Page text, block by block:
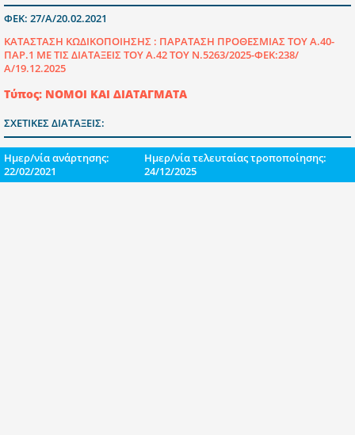
ΦΕΚ: 27/Α/20.02.2021
ΚΑΤΑΣΤΑΣΗ ΚΩΔΙΚΟΠΟΙΗΣΗΣ : ΠΑΡΑΤΑΣΗ ΠΡΟΘΕΣΜΙΑΣ ΤΟΥ Α.40-
ΠΑΡ.1 ΜΕ ΤΙΣ ΔΙΑΤΑΞΕΙΣ ΤΟΥ Α.42 ΤΟΥ Ν.5263/2025-ΦΕΚ:238/
Α/19.12.2025
Τύπος: ΝΟΜΟΙ ΚΑΙ ΔΙΑΤΑΓΜΑΤΑ
ΣΧΕΤΙΚΕΣ ΔΙΑΤΑΞΕΙΣ:
Ημερ/νία ανάρτησης:
22/02/2021
Ημερ/νία τελευταίας τροποποίησης:
24/12/2025